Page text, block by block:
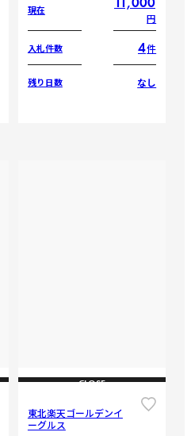
現在
円
入札件数 4件
残り日数 なし
CLOSE
東北楽天ゴールデンイ
ーグルス